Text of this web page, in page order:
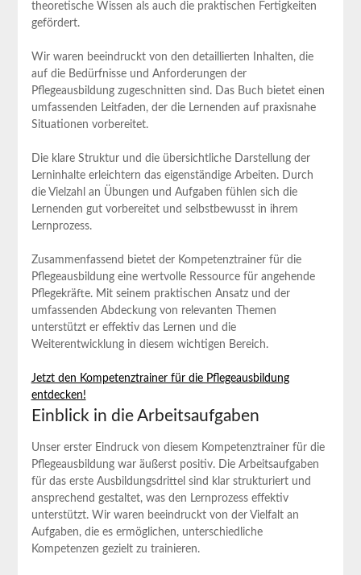
theoretische Wissen​ als auch die praktischen Fertigkeiten
gefördert.
Wir‌ waren beeindruckt von den detaillierten Inhalten, die
auf‌ die Bedürfnisse ⁢und Anforderungen der
Pflegeausbildung zugeschnitten sind.‍ Das Buch bietet einen
umfassenden Leitfaden, der die Lernenden auf praxisnahe
Situationen vorbereitet.
Die klare⁤ Struktur und⁢ die übersichtliche Darstellung der
Lerninhalte erleichtern das eigenständige Arbeiten. Durch
die Vielzahl an Übungen und Aufgaben fühlen sich die
Lernenden gut vorbereitet ⁢und selbstbewusst⁤ in ihrem
Lernprozess.
Zusammenfassend bietet der Kompetenztrainer für die
Pflegeausbildung eine ‍wertvolle⁢ Ressource für angehende
Pflegekräfte.⁤ Mit seinem praktischen Ansatz und der⁣
umfassenden Abdeckung von relevanten Themen
unterstützt er effektiv⁣ das Lernen⁣ und die
Weiterentwicklung in ‌diesem wichtigen Bereich.
Jetzt den ‌Kompetenztrainer für die Pflegeausbildung
entdecken!
Einblick in die‍ Arbeitsaufgaben
Unser erster Eindruck von diesem Kompetenztrainer für die
Pflegeausbildung war äußerst positiv. Die Arbeitsaufgaben
für das erste Ausbildungsdrittel sind klar strukturiert und
ansprechend gestaltet, was den‍ Lernprozess effektiv‍
unterstützt. Wir waren beeindruckt von der Vielfalt an
Aufgaben, die es ‌ermöglichen, ‍unterschiedliche
Kompetenzen gezielt zu trainieren.